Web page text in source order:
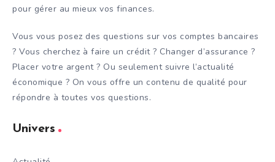
pour gérer au mieux vos finances.
Vous vous posez des questions sur vos comptes bancaires
? Vous cherchez à faire un crédit ? Changer d’assurance ?
Placer votre argent ? Ou seulement suivre l’actualité
économique ? On vous offre un contenu de qualité pour
répondre à toutes vos questions.
Univers